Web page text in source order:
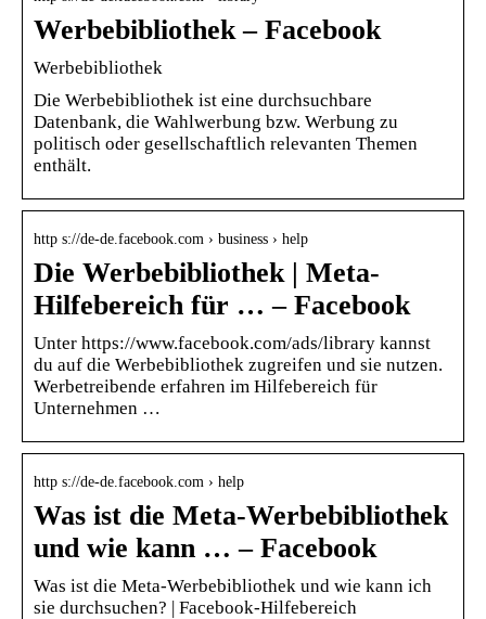
Werbebibliothek – Facebook
Werbebibliothek
Die Werbebibliothek ist eine durchsuchbare
Datenbank, die Wahlwerbung bzw. Werbung zu
politisch oder gesellschaftlich relevanten Themen
enthält.
http s://de-de.facebook.com › business › help
Die Werbebibliothek | Meta-
Hilfebereich für … – Facebook
Unter https://www.facebook.com/ads/library kannst
du auf die Werbebibliothek zugreifen und sie nutzen.
Werbetreibende erfahren im Hilfebereich für
Unternehmen …
http s://de-de.facebook.com › help
Was ist die Meta-Werbebibliothek
und wie kann … – Facebook
Was ist die Meta-Werbebibliothek und wie kann ich
sie durchsuchen? | Facebook-Hilfebereich